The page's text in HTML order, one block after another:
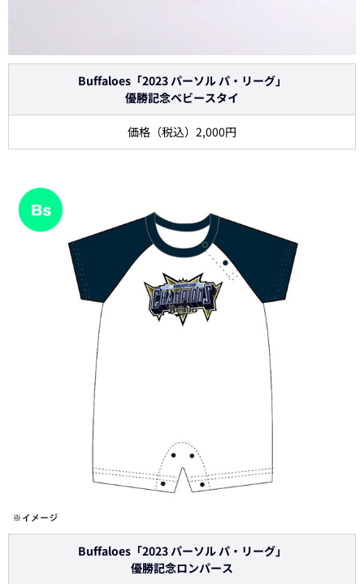
Buffaloes「2023 パーソル パ・リーグ」
優勝記念ベビースタイ
価格（税込）2,000円
Buffaloes「2023 パーソル パ・リーグ」
優勝記念ロンパース